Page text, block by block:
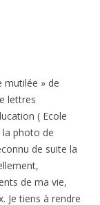
mutilée » de
lettres
( Ecole
la photo de
de suite la
de ma vie,
Je tiens à rendre